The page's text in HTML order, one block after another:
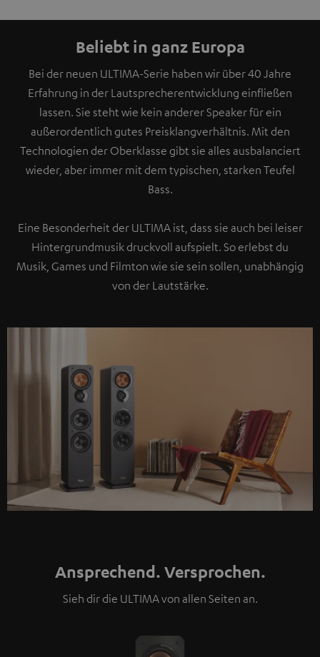
Beliebt in ganz Europa
Bei der neuen ULTIMA-Serie haben wir über 40 Jahre
Erfahrung in der Lautsprecherentwicklung einfließen
lassen. Sie steht wie kein anderer Speaker für ein
außerordentlich gutes Preisklangverhältnis. Mit den
Technologien der Oberklasse gibt sie alles ausbalanciert
wieder, aber immer mit dem typischen, starken Teufel
Bass.
Eine Besonderheit der ULTIMA ist, dass sie auch bei leiser
Hintergrundmusik druckvoll aufspielt. So erlebst du
Musik, Games und Filmton wie sie sein sollen, unabhängig
von der Lautstärke.
Ansprechend. Versprochen.
Sieh dir die ULTIMA von allen Seiten an.